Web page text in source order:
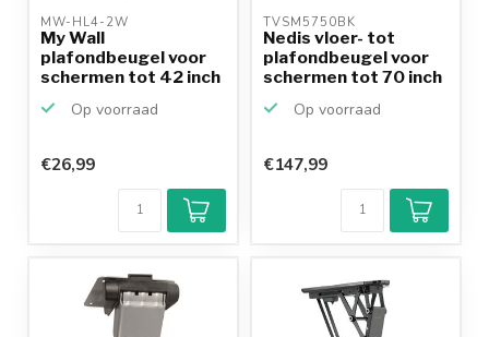
MW-HL4-2W
My Wall
plafondbeugel voor
schermen tot 42 inch
Op voorraad
€26,99
TVSM5750BK
Nedis vloer- tot
plafondbeugel voor
schermen tot 70 inch
Op voorraad
€147,99